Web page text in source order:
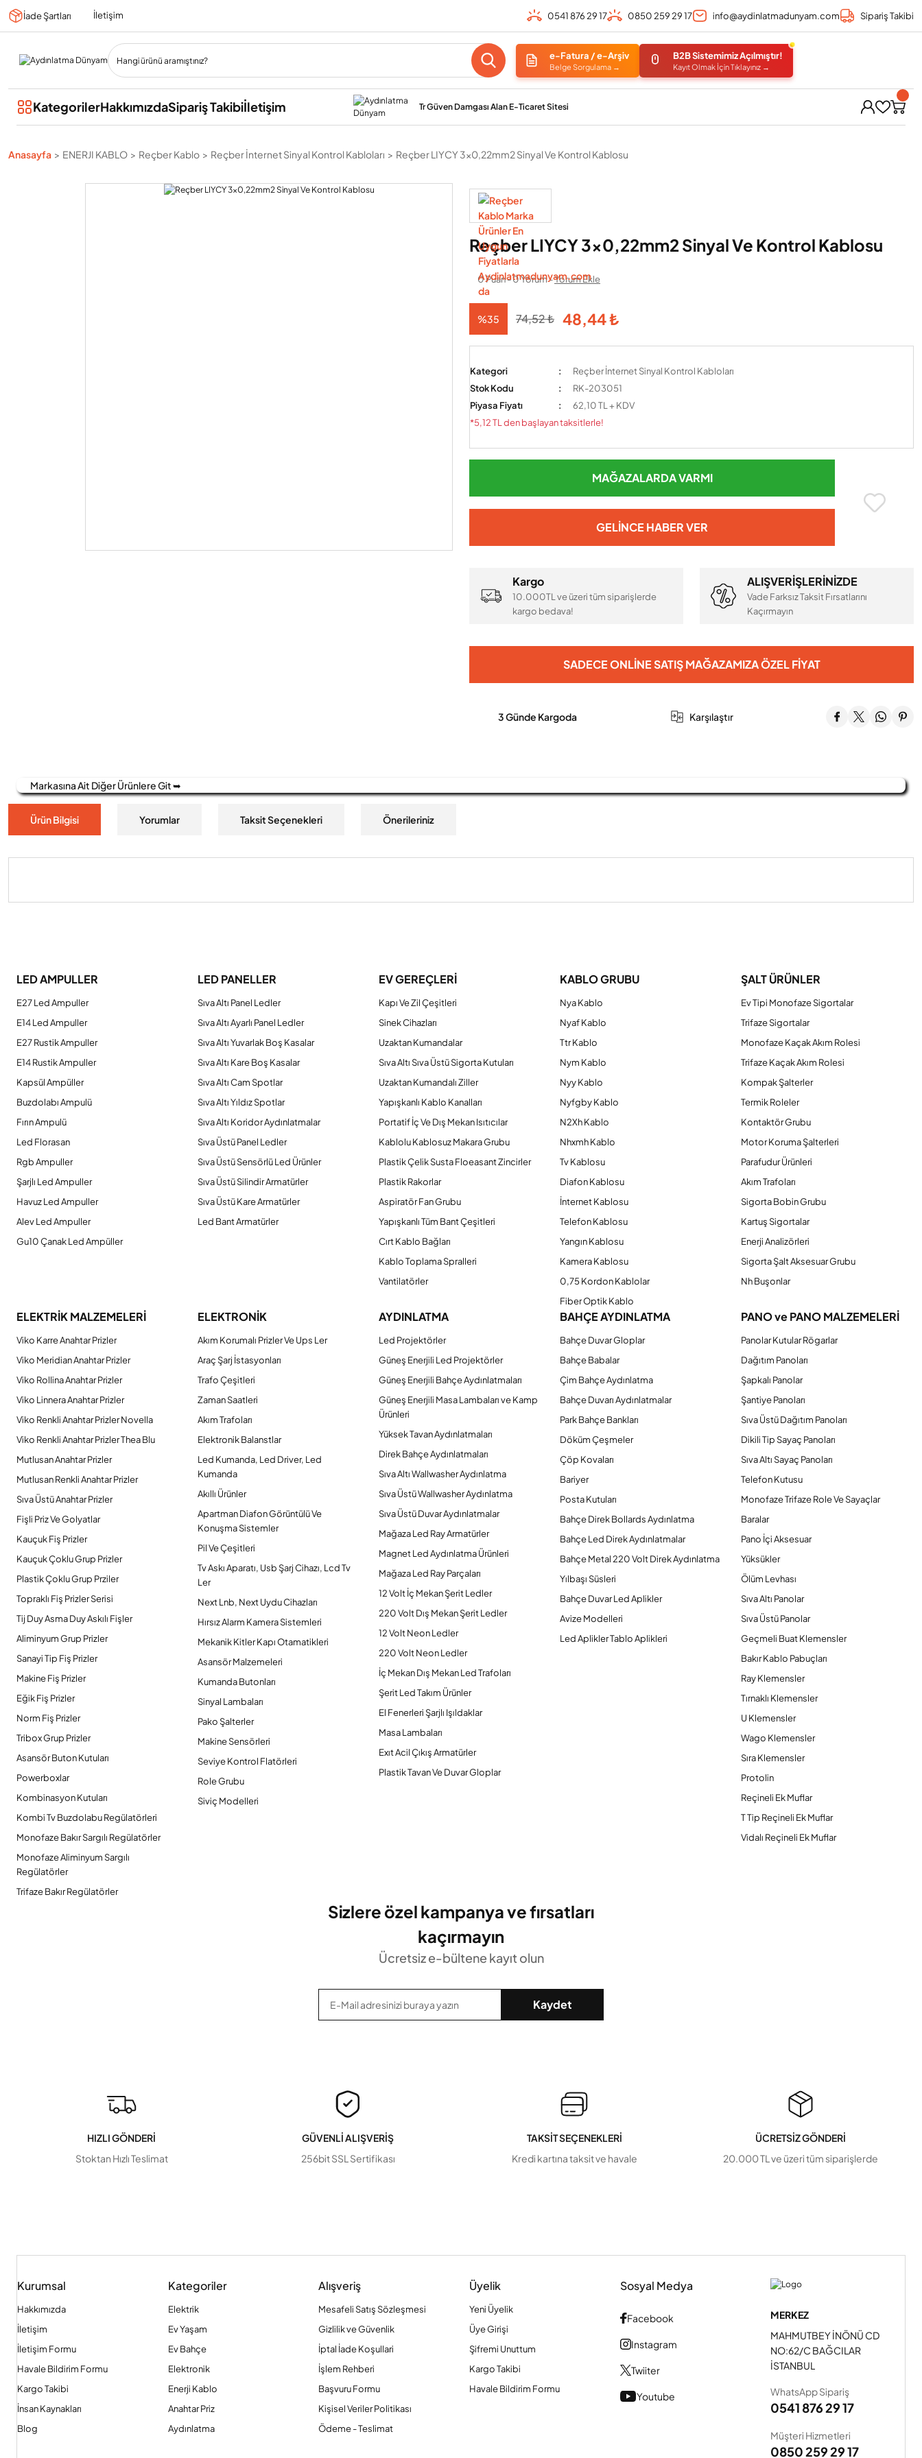
İade Şartları İletişim 0541 876 29 17 0850 259 29 17 info@aydinlatmadunyam.com Sipariş Takibi
e-Fatura / e-Arşiv
Belge Sorgulama →
B2B Sistemimiz Açılmıştır!
Kayıt Olmak İçin Tıklayınız →
KategorilerHakkımızdaSipariş Takibiİletişim Tr Güven Damgası Alan E-Ticaret Sitesi
Anasayfa ENERJI KABLO Reçber Kablo Reçber İnternet Sinyal Kontrol Kabloları Reçber LIYCY 3x0,22mm2 Sinyal Ve Kontrol Kablosu
Reçber LIYCY 3x0,22mm2 Sinyal Ve Kontrol Kablosu
0 Puan - 0 Yorum -Yorum Ekle
%35 74,52 ₺ 48,44 ₺
Kategori
Reçber İnternet Sinyal Kontrol Kabloları
Stok Kodu
RK-203051
Piyasa Fiyatı
62,10 TL + KDV
*5,12 TL den başlayan taksitlerle!
MAĞAZALARDA VARMI
GELINCE HABER VER
Kargo
10.000TL ve üzeri tüm siparişlerde
kargo bedava!
ALIŞVERİŞLERİNİZDE
Vade Farksız Taksit Fırsatlarını
Kaçırmayın
SADECE ONLINE SATIŞ MAĞAZAMIZA ÖZEL FIYAT
3 Günde Kargoda Karşılaştır
Markasına Ait Diğer Ürünlere Git ➥
Ürün Bilgisi Yorumlar Taksit Seçenekleri Önerileriniz
Bu ürüne ilk yorumu siz yapın!
Ürün resmi kalitesiz, bozuk veya görüntülenemiyor.
Ürün açıklamasında eksik bilgiler bulunuyor.
Ürün bilgilerinde hatalar bulunuyor.
Ürün fiyatı diğer sitelerden daha pahalı.
Bu ürüne benzer farklı alternatifler olmalı.
Gönder
LED AMPULLER
E27 Led Ampuller
E14 Led Ampuller
E27 Rustik Ampuller
E14 Rustik Ampuller
Kapsül Ampüller
Buzdolabı Ampulü
Fırın Ampulü
Led Florasan
Rgb Ampuller
Şarjlı Led Ampuller
Havuz Led Ampuller
Alev Led Ampuller
Gu10 Çanak Led Ampüller
LED PANELLER
Sıva Altı Panel Ledler
Sıva Altı Ayarlı Panel Ledler
Sıva Altı Yuvarlak Boş Kasalar
Sıva Altı Kare Boş Kasalar
Sıva Altı Cam Spotlar
Sıva Altı Yıldız Spotlar
Sıva Altı Koridor Aydınlatmalar
Sıva Üstü Panel Ledler
Sıva Üstü Sensörlü Led Ürünler
Sıva Üstü Silindir Armatürler
Sıva Üstü Kare Armatürler
Led Bant Armatürler
EV GEREÇLERİ
Kapı Ve Zil Çeşitleri
Sinek Cihazları
Uzaktan Kumandalar
Sıva Altı Sıva Üstü Sigorta Kutuları
Uzaktan Kumandalı Ziller
Yapışkanlı Kablo Kanalları
Portatif İç Ve Dış Mekan Isıtıcılar
Kablolu Kablosuz Makara Grubu
Plastik Çelik Susta Floeasant Zincirler
Plastik Rakorlar
Aspiratör Fan Grubu
Yapışkanlı Tüm Bant Çeşitleri
Cırt Kablo Bağları
Kablo Toplama Spralleri
Vantilatörler
KABLO GRUBU
Nya Kablo
Nyaf Kablo
Ttr Kablo
Nym Kablo
Nyy Kablo
Nyfgby Kablo
N2Xh Kablo
Nhxmh Kablo
Tv Kablosu
Diafon Kablosu
İnternet Kablosu
Telefon Kablosu
Yangın Kablosu
Kamera Kablosu
0,75 Kordon Kablolar
Fiber Optik Kablo
ŞALT ÜRÜNLER
Ev Tipi Monofaze Sigortalar
Trifaze Sigortalar
Monofaze Kaçak Akım Rolesi
Trifaze Kaçak Akım Rolesi
Kompak Şalterler
Termik Roleler
Kontaktör Grubu
Motor Koruma Şalterleri
Parafudur Ürünleri
Akım Trafoları
Sigorta Bobin Grubu
Kartuş Sigortalar
Enerji Analizörleri
Sigorta Şalt Aksesuar Grubu
Nh Buşonlar
ELEKTRİK MALZEMELERİ
Viko Karre Anahtar Prizler
Viko Meridian Anahtar Prizler
Viko Rollina Anahtar Prizler
Viko Linnera Anahtar Prizler
Viko Renkli Anahtar Prizler Novella
Viko Renkli Anahtar Prizler Thea Blu
Mutlusan Anahtar Prizler
Mutlusan Renkli Anahtar Prizler
Sıva Üstü Anahtar Prizler
Fişli Priz Ve Golyatlar
Kauçuk Fiş Prizler
Kauçuk Çoklu Grup Prizler
Plastik Çoklu Grup Prziler
Topraklı Fiş Prizler Serisi
Tij Duy Asma Duy Askılı Fişler
Aliminyum Grup Prizler
Sanayi Tip Fiş Prizler
Makine Fiş Prizler
Eğik Fiş Prizler
Norm Fiş Prizler
Tribox Grup Prizler
Asansör Buton Kutuları
Powerboxlar
Kombinasyon Kutuları
Kombi Tv Buzdolabu Regülatörleri
Monofaze Bakır Sargılı Regülatörler
Monofaze Aliminyum Sargılı
Regülatörler
Trifaze Bakır Regülatörler
ELEKTRONİK
Akım Korumalı Prizler Ve Ups Ler
Araç Şarj İstasyonları
Trafo Çeşitleri
Zaman Saatleri
Akım Trafoları
Elektronik Balanstlar
Led Kumanda, Led Driver, Led
Kumanda
Akıllı Ürünler
Apartman Diafon Görüntülü Ve
Konuşma Sistemler
Pil Ve Çeşitleri
Tv Askı Aparatı, Usb Şarj Cihazı, Lcd Tv
Ler
Next Lnb, Next Uydu Cihazları
Hırsız Alarm Kamera Sistemleri
Mekanik Kitler Kapı Otamatikleri
Asansör Malzemeleri
Kumanda Butonları
Sinyal Lambaları
Pako Şalterler
Makine Sensörleri
Seviye Kontrol Flatörleri
Role Grubu
Siviç Modelleri
AYDINLATMA
Led Projektörler
Güneş Enerjili Led Projektörler
Güneş Enerjili Bahçe Aydınlatmaları
Güneş Enerjili Masa Lambaları ve Kamp
Ürünleri
Yüksek Tavan Aydınlatmaları
Direk Bahçe Aydınlatmaları
Sıva Altı Wallwasher Aydınlatma
Sıva Üstü Wallwasher Aydınlatma
Sıva Üstü Duvar Aydınlatmalar
Mağaza Led Ray Armatürler
Magnet Led Aydınlatma Ürünleri
Mağaza Led Ray Parçaları
12 Volt İç Mekan Şerit Ledler
220 Volt Dış Mekan Şerit Ledler
12 Volt Neon Ledler
220 Volt Neon Ledler
İç Mekan Dış Mekan Led Trafoları
Şerit Led Takım Ürünler
El Fenerleri Şarjlı Işıldaklar
Masa Lambaları
Exıt Acil Çıkış Armatürler
Plastik Tavan Ve Duvar Gloplar
BAHÇE AYDINLATMA
Bahçe Duvar Gloplar
Bahçe Babalar
Çim Bahçe Aydınlatma
Bahçe Duvarı Aydınlatmalar
Park Bahçe Bankları
Döküm Çeşmeler
Çöp Kovaları
Bariyer
Posta Kutuları
Bahçe Direk Bollards Aydınlatma
Bahçe Led Direk Aydınlatmalar
Bahçe Metal 220 Volt Direk Aydınlatma
Yılbaşı Süsleri
Bahçe Duvar Led Aplikler
Avize Modelleri
Led Aplikler Tablo Aplikleri
PANO ve PANO MALZEMELERİ
Panolar Kutular Rögarlar
Dağıtım Panoları
Şapkalı Panolar
Şantiye Panoları
Sıva Üstü Dağıtım Panoları
Dikili Tip Sayaç Panoları
Sıva Altı Sayaç Panoları
Telefon Kutusu
Monofaze Trifaze Role Ve Sayaçlar
Baralar
Pano İçi Aksesuar
Yüksükler
Ölüm Levhası
Sıva Altı Panolar
Sıva Üstü Panolar
Geçmeli Buat Klemensler
Bakır Kablo Pabuçları
Ray Klemensler
Tırnaklı Klemensler
U Klemensler
Wago Klemensler
Sıra Klemensler
Protolin
Reçineli Ek Muflar
T Tip Reçineli Ek Muflar
Vidalı Reçineli Ek Muflar
Sizlere özel kampanya ve fırsatları
kaçırmayın
Ücretsiz e-bültene kayıt olun
Kaydet
HIZLI GÖNDERİ
Stoktan Hızlı Teslimat
GÜVENLİ ALIŞVERİŞ
256bit SSL Sertifikası
TAKSİT SEÇENEKLERİ
Kredi kartına taksit ve havale
ÜCRETSİZ GÖNDERİ
20.000 TL ve üzeri tüm siparişlerde
Kurumsal
Hakkımızda
İletişim
İletişim Formu
Havale Bildirim Formu
Kargo Takibi
İnsan Kaynakları
Blog
Kategoriler
Elektrik
Ev Yaşam
Ev Bahçe
Elektronik
Enerji Kablo
Anahtar Priz
Aydınlatma
Alışveriş
Mesafeli Satış Sözleşmesi
Gizlilik ve Güvenlik
İptal İade Koşullari
İşlem Rehberi
Başvuru Formu
Kişisel Veriler Politikası
Ödeme - Teslimat
Üyelik
Yeni Üyelik
Üye Girişi
Şifremi Unuttum
Kargo Takibi
Havale Bildirim Formu
Sosyal Medya
Facebook
Instagram
Twiiter
Youtube
MERKEZ
MAHMUTBEY İNÖNÜ CD
NO:62/C BAĞCILAR
İSTANBUL
WhatsApp Sipariş
0541 876 29 17
Müşteri Hizmetleri
0850 259 29 17